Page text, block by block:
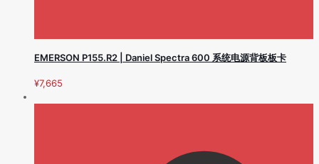
EMERSON P155.R2 | Daniel Spectra 600 系统电源背板板卡
¥7,665